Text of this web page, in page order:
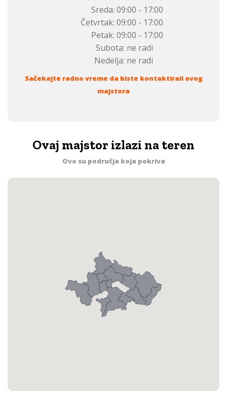
Sreda: 09:00 - 17:00
Četvrtak: 09:00 - 17:00
Petak: 09:00 - 17:00
Subota: ne radi
Nedelja: ne radi
Sačekajte radno vreme da biste kontaktirali ovog
majstora
Ovaj majstor izlazi na teren
Ovo su područja koja pokriva